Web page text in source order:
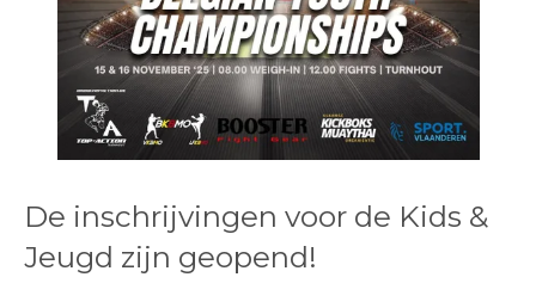
De inschrijvingen voor de Kids &
Jeugd zijn geopend!